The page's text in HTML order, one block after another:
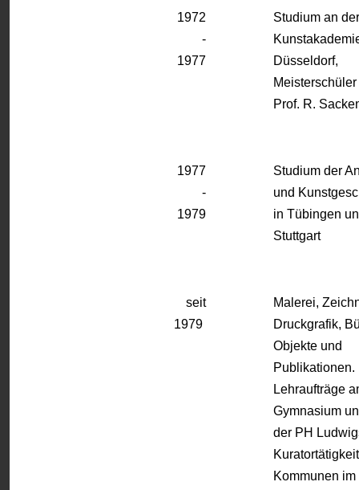
1972
-
1977
Studium an der
Düsseldorf,
Prof. R.
1977
-
1979
Studium der
und
in Tübingen
Stuttgart
seit
1979
Malerei,
Druckgrafik,
Objekte und
Publikationen.
Lehraufträge
Gymnasium
der PH
Kommunen im